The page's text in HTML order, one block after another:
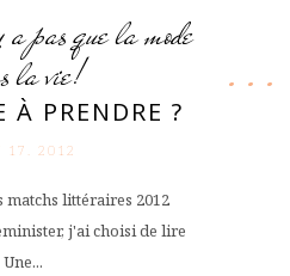
pas que la mode
la vie!
À PRENDRE ?
17. 2012
matchs littéraires 2012
j'ai choisi de lire
Une...